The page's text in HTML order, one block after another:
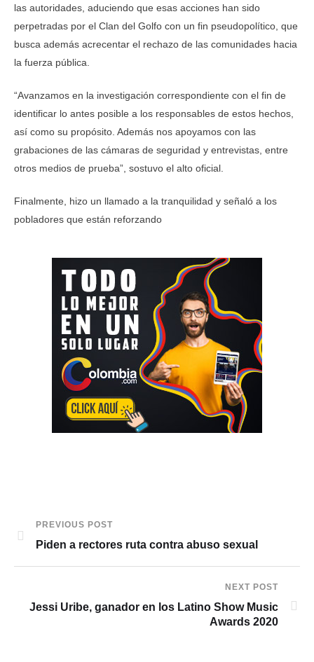
las autoridades, aduciendo que esas acciones han sido
perpetradas por el Clan del Golfo con un fin pseudopolítico, que
busca además acrecentar el rechazo de las comunidades hacia
la fuerza pública.
“Avanzamos en la investigación correspondiente con el fin de
identificar lo antes posible a los responsables de estos hechos,
así como su propósito. Además nos apoyamos con las
grabaciones de las cámaras de seguridad y entrevistas, entre
otros medios de prueba”, sostuvo el alto oficial.
Finalmente, hizo un llamado a la tranquilidad y señaló a los
pobladores que están reforzando
PREVIOUS POST
Piden a rectores ruta contra abuso sexual
NEXT POST
Jessi Uribe, ganador en los Latino Show Music
Awards 2020